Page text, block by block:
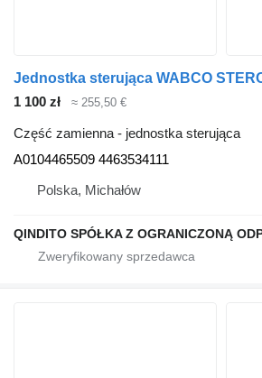
1 100 zł ≈ 255,50 €
Część zamienna - jednostka sterująca
A0104465509 4463534111
Polska, Michałów